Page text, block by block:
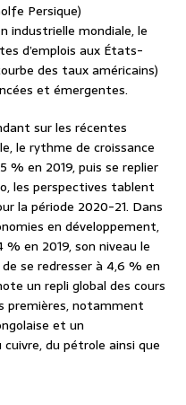
Persique)
industrielle mondiale, le
d’emplois aux États-
des taux américains)
et émergentes.
sur les récentes
le rythme de croissance
en 2019, puis se replier
les perspectives tablent
la période 2020-21. Dans
en développement,
en 2019, son niveau le
se redresser à 4,6 % en
un repli global des cours
premières, notamment
et un
du pétrole ainsi que